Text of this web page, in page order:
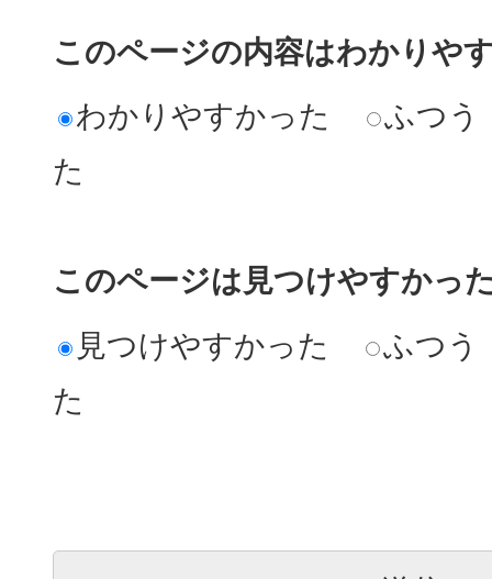
このページの内容はわかりや
わかりやすかった
ふつう
た
このページは見つけやすかっ
見つけやすかった
ふつう
た